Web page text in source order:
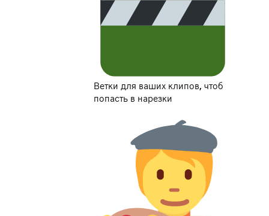
Ветки для ваших клипов, чтоб
попасть в нарезки